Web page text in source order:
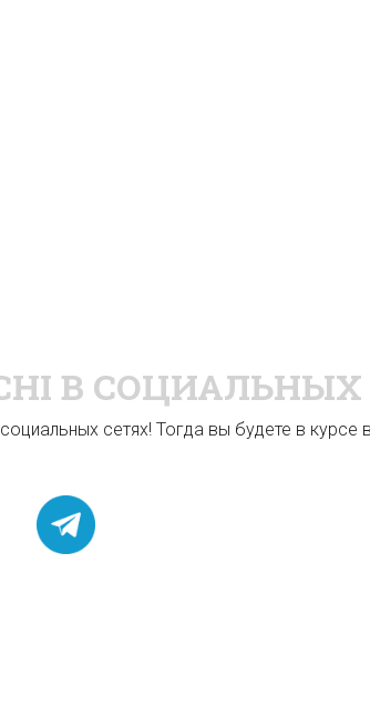
В СОЦИАЛЬНЫХ
сетях! Тогда вы будете в курсе